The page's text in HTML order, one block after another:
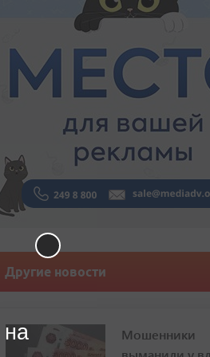
Другие новости
Мошенники